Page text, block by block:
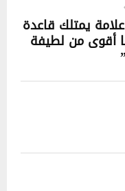
يمتلك قاعدة
أقوى من لطيفة